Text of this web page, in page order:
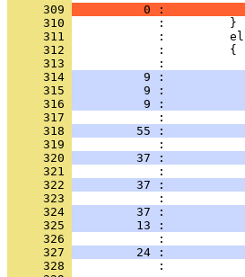
     309
0 :
     310
     311
     312
     313
     314
9 :
     315
9 :
     316
9 :
     317
     318
55 :
     319
     320
37 :
     321
     322
37 :
     323
     324
37 :
     325
13 :
     326
     327
24 :
     328